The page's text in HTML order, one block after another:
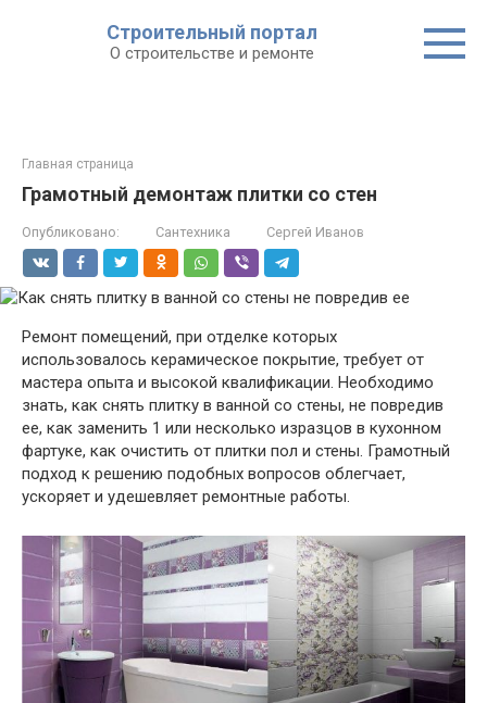
Строительный портал
О строительстве и ремонте
Главная страница
Грамотный демонтаж плитки со стен
Опубликовано: Сантехника Сергей Иванов
Ремонт помещений, при отделке которых
использовалось керамическое покрытие, требует от
мастера опыта и высокой квалификации. Необходимо
знать, как снять плитку в ванной со стены, не повредив
ее, как заменить 1 или несколько изразцов в кухонном
фартуке, как очистить от плитки пол и стены. Грамотный
подход к решению подобных вопросов облегчает,
ускоряет и удешевляет ремонтные работы.